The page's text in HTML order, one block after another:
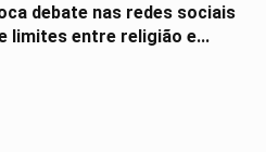
debate nas redes sociais
limites entre religião e...